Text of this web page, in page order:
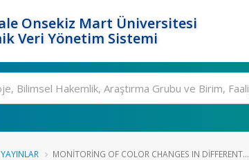
Onsekiz Mart Üniversitesi
Veri Yönetim Sistemi
MONITORING OF COLOR CHANGES IN DIFFERENT...